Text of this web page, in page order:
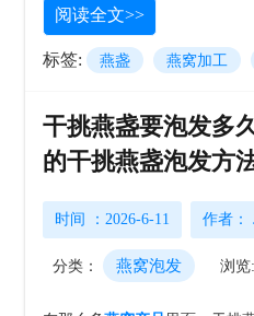
阅读全文>>
标签: 燕盏 燕窝加工
干挑燕盏要泡发多
的干挑燕盏泡发方
时间 ：2026-6-11 作者：
分类： 燕窝泡发 浏览